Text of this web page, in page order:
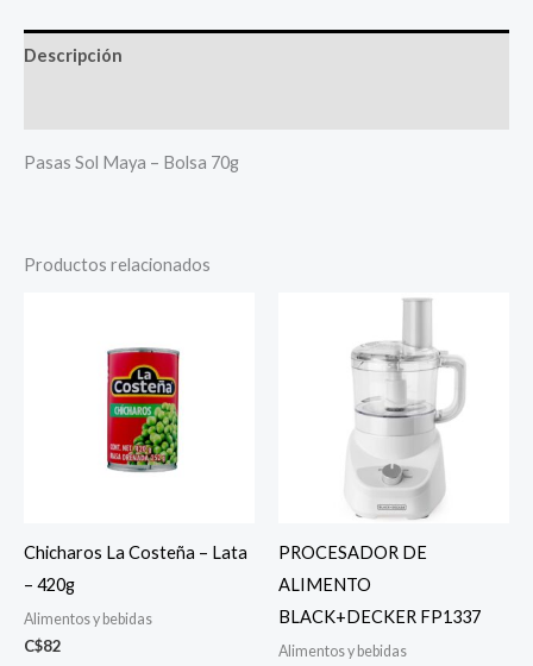
Descripción
Pasas Sol Maya – Bolsa 70g
Productos relacionados
Chicharos La Costeña – Lata
– 420g
Alimentos y bebidas
C$82
PROCESADOR DE
ALIMENTO
BLACK+DECKER FP1337
Alimentos y bebidas